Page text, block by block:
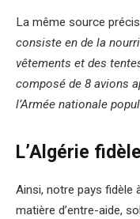
La même source
consiste en de la
vêtements et des
composé de 8 avions
l’Armée nationale
L’Algérie
Ainsi, notre pays
matière d’entre-aide,